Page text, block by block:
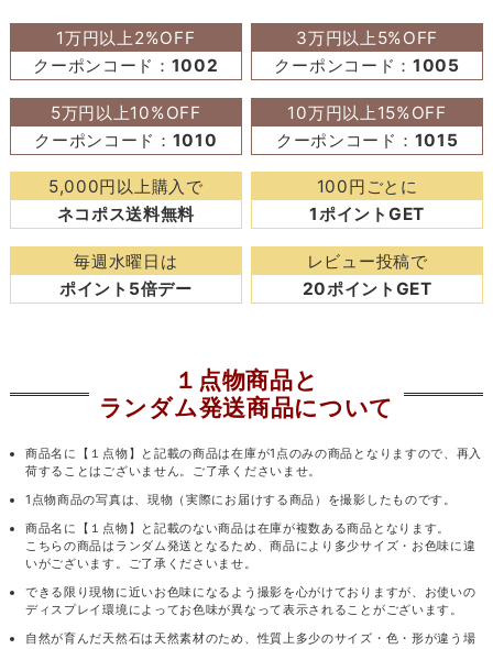
1万円以上2%OFF
クーポンコード： 1002
3万円以上5%OFF
クーポンコード：1005
5万円以上10%OFF
クーポンコード： 1010
10万円以上15%OFF
クーポンコード： 1015
5,000円以上購入で
ネコポス送料無料
100円ごとに
1ポイントGET
毎週水曜日は
ポイント5倍デー
レビュー投稿で
20ポイントGET
１点物商品と
ランダム発送商品について
商品名に【１点物】と記載の商品は在庫が1点のみの商品となりますので、再入
荷することはございません。ご了承くださいませ。
1点物商品の写真は、現物（実際にお届けする商品）を撮影したものです。
商品名に【１点物】と記載のない商品は在庫が複数ある商品となります。
こちらの商品はランダム発送となるため、商品により多少サイズ・お色味に違
いがございます。ご了承くださいませ。
できる限り現物に近いお色味になるよう撮影を心がけておりますが、お使いの
ディスプレイ環境によってお色味が異なって表示されることがございます。
自然が育んだ天然石は天然素材のため、性質上多少のサイズ・色・形が違う場